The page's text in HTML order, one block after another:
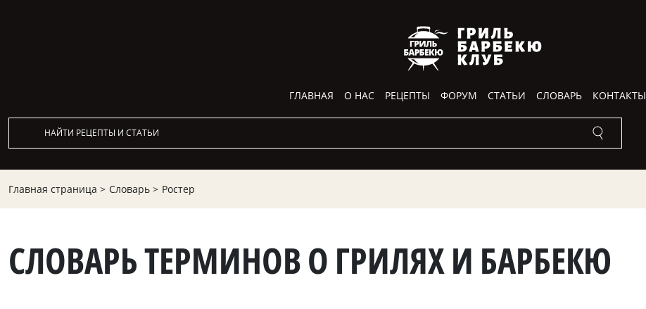
ГЛАВНАЯ О НАС РЕЦЕПТЫ ФОРУМ СТАТЬИ СЛОВАРЬ КОНТАКТЫ
Главная страница > Словарь > Ростер
СЛОВАРЬ ТЕРМИНОВ О ГРИЛЯХ И БАРБЕКЮ